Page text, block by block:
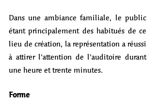
Dans une ambiance familiale, le public
étant principalement des habitués de ce
lieu de création, la représentation a réussi
à attirer l'attention de l'auditoire durant
une heure et trente minutes.
Forme